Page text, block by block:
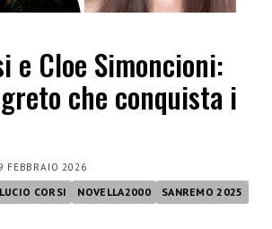
e Cloe Simoncioni:
che conquista i
FEBBRAIO 2026
LUCIO CORSI NOVELLA2000
SANREMO 2025